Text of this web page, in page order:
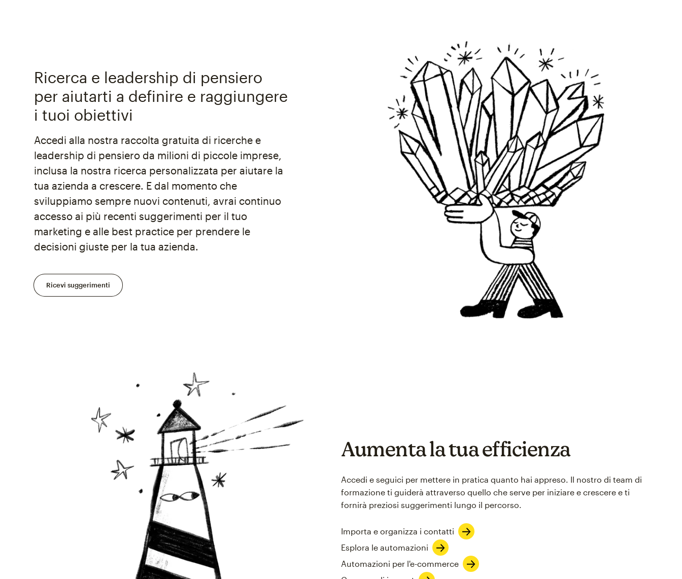
Ricerca e leadership di pensiero
per aiutarti a definire e raggiungere
i tuoi obiettivi
Accedi alla nostra raccolta gratuita di ricerche e
leadership di pensiero da milioni di piccole imprese,
inclusa la nostra ricerca personalizzata per aiutare la
tua azienda a crescere. E dal momento che
sviluppiamo sempre nuovi contenuti, avrai continuo
accesso ai più recenti suggerimenti per il tuo
marketing e alle best practice per prendere le
decisioni giuste per la tua azienda.
Ricevi suggerimenti
Aumenta la tua efficienza
Accedi e seguici per mettere in pratica quanto hai appreso. Il nostro di team di
formazione ti guiderà attraverso quello che serve per iniziare e crescere e ti
fornirà preziosi suggerimenti lungo il percorso.
Importa e organizza i contatti
Esplora le automazioni
Automazioni per l'e-commerce